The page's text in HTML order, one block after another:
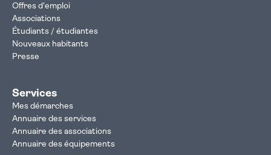
Offres d'emploi
Associations
Étudiants / étudiantes
Nouveaux habitants
Presse
Services
Mes démarches
Annuaire des services
Annuaire des associations
Annuaire des équipements